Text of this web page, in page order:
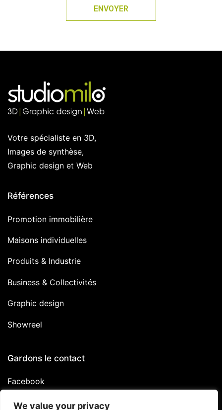
We value your privacy
ENVOYER
Votre spécialiste en 3D,
Images de synthèse,
Graphic design et Web
Références
Promotion immobilière
Maisons individuelles
Produits & Industrie
Business & Collectivités
Graphic design
Showreel
Gardons le contact
Facebook
Linkedin